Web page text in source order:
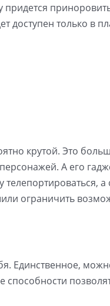
доступен только в
крутой. Это
А его
а
ограничить
Единственное,